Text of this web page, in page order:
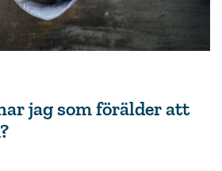
jag som förälder att